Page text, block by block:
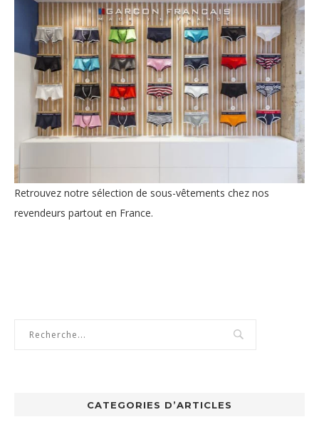
Retrouvez notre sélection de sous-vêtements chez nos
revendeurs partout en France.
CATEGORIES D’ARTICLES